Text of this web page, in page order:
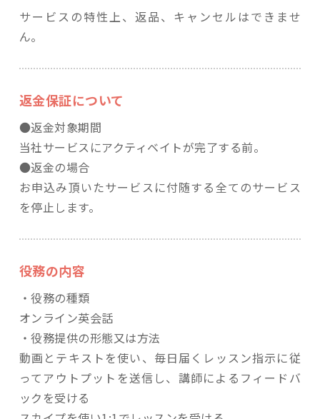
サービスの特性上、返品、キャンセルはできませ
ん。
返金保証について
●返金対象期間
当社サービスにアクティベイトが完了する前。
●返金の場合
お申込み頂いたサービスに付随する全てのサービス
を停止します。
役務の内容
・役務の種類
オンライン英会話
・役務提供の形態又は方法
動画とテキストを使い、毎日届くレッスン指示に従
ってアウトプットを送信し、講師によるフィードバ
ックを受ける